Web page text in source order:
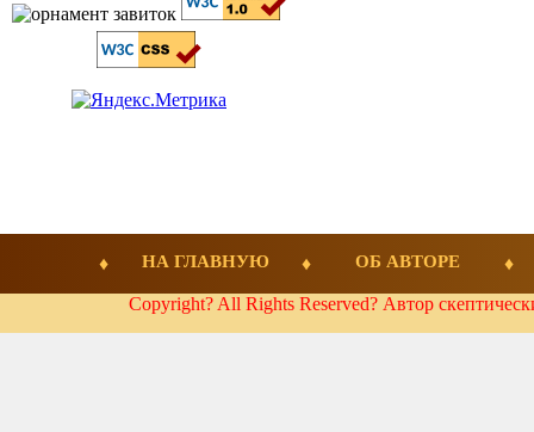
НА ГЛАВНУЮ ОБ АВТОРЕ
Copyright? All Rights Reserved? Автор